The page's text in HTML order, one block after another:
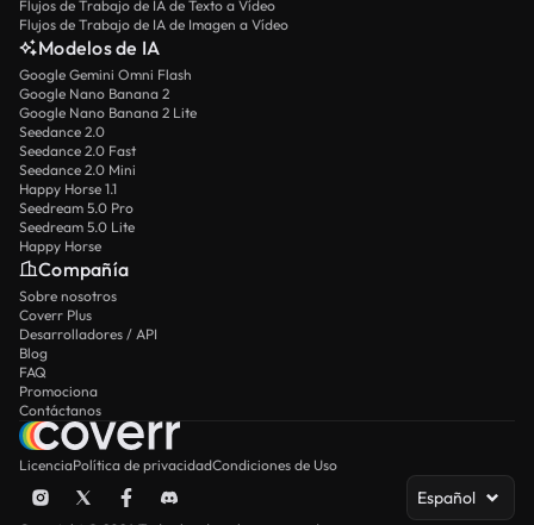
Flujos de Trabajo de IA de Texto a Vídeo
Flujos de Trabajo de IA de Imagen a Vídeo
Modelos de IA
Google Gemini Omni Flash
Google Nano Banana 2
Google Nano Banana 2 Lite
Seedance 2.0
Seedance 2.0 Fast
Seedance 2.0 Mini
Happy Horse 1.1
Seedream 5.0 Pro
Seedream 5.0 Lite
Happy Horse
Compañía
Sobre nosotros
Coverr Plus
Desarrolladores / API
Blog
FAQ
Promociona
Contáctanos
LicenciaPolítica de privacidadCondiciones de Uso
Español